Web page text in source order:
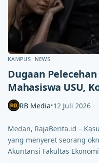
KAMPUS NEWS
Dugaan
Mahasiswa USU,
RB Media•12 Juli 2026
Medan, RajaBerita.id –
yang menyeret seorang
Akuntansi Fakultas